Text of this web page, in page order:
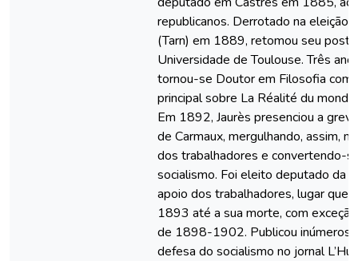
republicanos. Derrotado na eleição
(Tarn) em 1889, retomou seu
Universidade de Toulouse. Três
tornou-se Doutor em Filosofia com
principal sobre La Réalité du
Em 1892, Jaurès presenciou a
de Carmaux, mergulhando, assim,
dos trabalhadores e convertendo-
socialismo. Foi eleito deputado da
apoio dos trabalhadores, lugar que
1893 até a sua morte, com
de 1898-1902. Publicou inúmeros
defesa do socialismo no jornal